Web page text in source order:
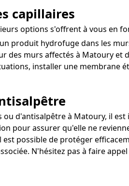
capillaires
options s'offrent à vous en
produit hydrofuge dans les
des murs affectés à Matoury et
installer une membrane
d'antisalpêtre à Matoury, il
pour assurer qu'elle ne
possible de protéger
N'hésitez pas à faire